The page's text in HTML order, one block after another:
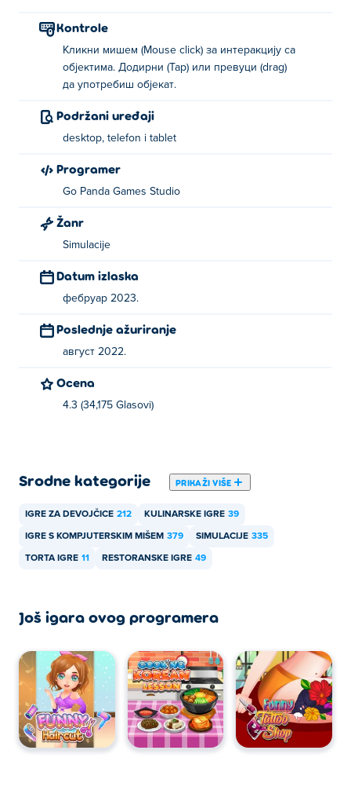
Kontrole
Кликни мишем (Mouse click) за интеракцију са
објектима. Додирни (Tap) или превуци (drag)
да употребиш објекат.
Podržani uređaji
desktop, telefon i tablet
Programer
Go Panda Games Studio
Žanr
Simulacije
Datum izlaska
фебруар 2023.
Poslednje ažuriranje
август 2022.
Ocena
4.3 (34,175 Glasovi)
Srodne kategorije PRIKAŽI VIŠE
IGRE ZA DEVOJČICE 212 KULINARSKE IGRE 39
IGRE S KOMPJUTERSKIM MIŠEM 379 SIMULACIJE 335
TORTA IGRE 11 RESTORANSKE IGRE 49
Još igara ovog programera